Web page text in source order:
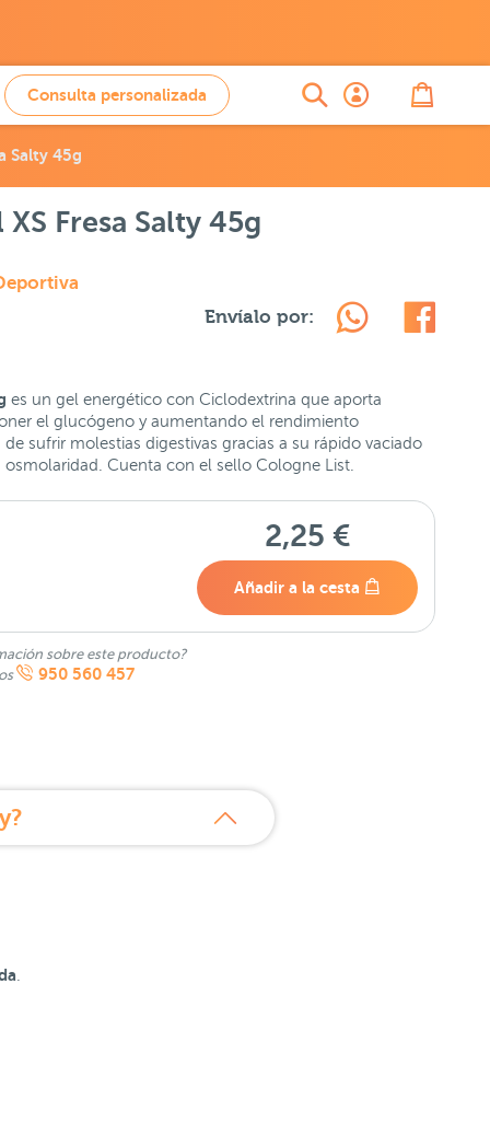
Consulta personalizada
Salty 45g
Fresa Salty 45g
Envíalo por:
es un gel energético con Ciclodextrina que aporta
el glucógeno y aumentando el rendimiento
sufrir molestias digestivas gracias a su rápido vaciado
Cuenta con el sello Cologne List.
2,25 €
Añadir a la cesta
sobre este producto?
950 560 457